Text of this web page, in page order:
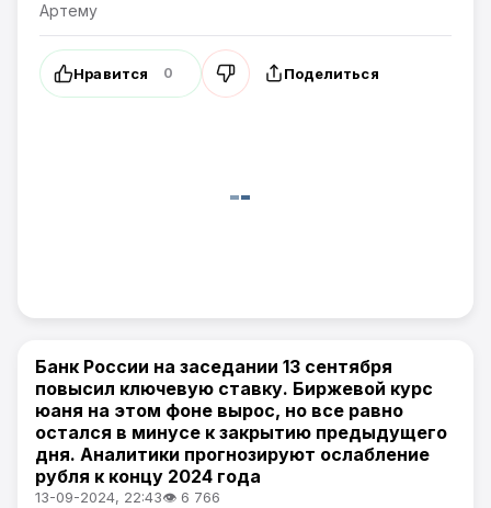
Артему
Нравится 0 Поделиться
Общество
Банк России на заседании 13 сентября
повысил ключевую ставку. Биржевой курс
юаня на этом фоне вырос, но все равно
остался в минусе к закрытию предыдущего
дня. Аналитики прогнозируют ослабление
рубля к концу 2024 года
13-09-2024, 22:43👁 6 766